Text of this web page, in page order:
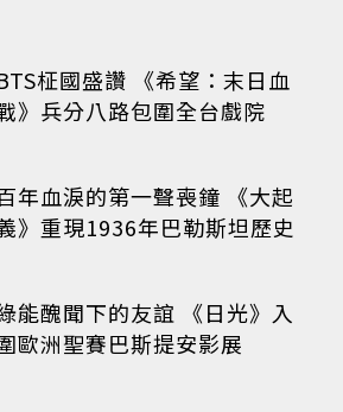
柾國盛讚 《希望：末日血
》兵分八路包圍全台戲院
年血淚的第一聲喪鐘 《大起
》重現1936年巴勒斯坦歷史
能醜聞下的友誼 《日光》入
歐洲聖賽巴斯提安影展